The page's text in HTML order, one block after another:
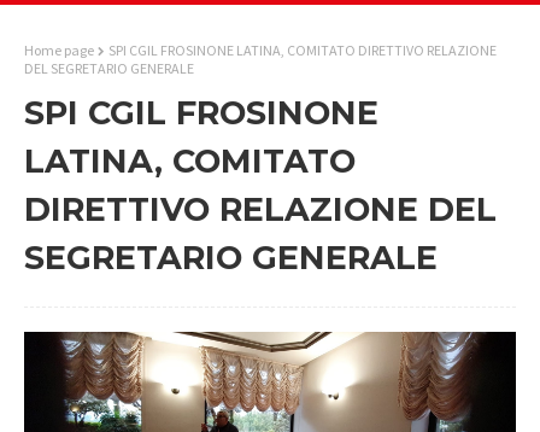
Home page
SPI CGIL FROSINONE LATINA, COMITATO DIRETTIVO RELAZIONE
DEL SEGRETARIO GENERALE
SPI CGIL FROSINONE
LATINA, COMITATO
DIRETTIVO RELAZIONE DEL
SEGRETARIO GENERALE